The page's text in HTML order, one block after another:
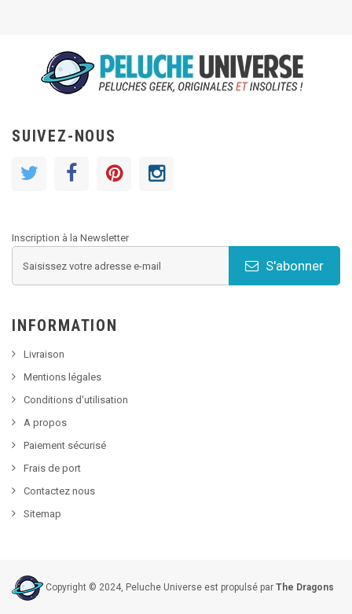
SUIVEZ-NOUS
Inscription à la Newsletter
S'abonner
INFORMATION
Livraison
Mentions légales
Conditions d'utilisation
A propos
Paiement sécurisé
Frais de port
Contactez nous
Sitemap
Copyright © 2024, Peluche Universe est propulsé par The Dragons